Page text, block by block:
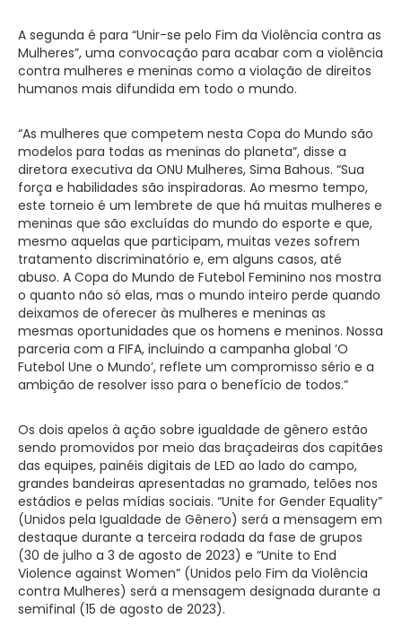
A segunda é para “Unir-se pelo Fim da Violência contra as
Mulheres”, uma convocação para acabar com a violência
contra mulheres e meninas como a violação de direitos
humanos mais difundida em todo o mundo.
“As mulheres que competem nesta Copa do Mundo são
modelos para todas as meninas do planeta”, disse a
diretora executiva da ONU Mulheres, Sima Bahous. “Sua
força e habilidades são inspiradoras. Ao mesmo tempo,
este torneio é um lembrete de que há muitas mulheres e
meninas que são excluídas do mundo do esporte e que,
mesmo aquelas que participam, muitas vezes sofrem
tratamento discriminatório e, em alguns casos, até
abuso. A Copa do Mundo de Futebol Feminino nos mostra
o quanto não só elas, mas o mundo inteiro perde quando
deixamos de oferecer às mulheres e meninas as
mesmas oportunidades que os homens e meninos. Nossa
parceria com a FIFA, incluindo a campanha global ‘O
Futebol Une o Mundo’, reflete um compromisso sério e a
ambição de resolver isso para o benefício de todos.”
Os dois apelos à ação sobre igualdade de gênero estão
sendo promovidos por meio das braçadeiras dos capitães
das equipes, painéis digitais de LED ao lado do campo,
grandes bandeiras apresentadas no gramado, telões nos
estádios e pelas mídias sociais. “Unite for Gender Equality”
(Unidos pela Igualdade de Gênero) será a mensagem em
destaque durante a terceira rodada da fase de grupos
(30 de julho a 3 de agosto de 2023) e “Unite to End
Violence against Women” (Unidos pelo Fim da Violência
contra Mulheres) será a mensagem designada durante a
semifinal (15 de agosto de 2023).